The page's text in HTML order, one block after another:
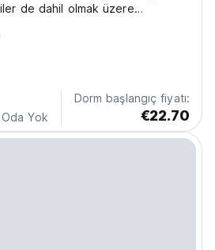
de dahil olmak üzere
erişim sağlar:
Yok
Dorm başlangıç fiyatı:
€22.70